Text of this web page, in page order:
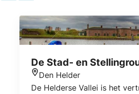
De Stad- en
Den Helder
De Helderse Vallei is het